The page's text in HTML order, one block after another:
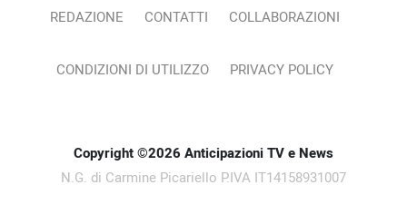
REDAZIONE CONTATTI COLLABORAZIONI
CONDIZIONI DI UTILIZZO PRIVACY POLICY
Copyright ©2026 Anticipazioni TV e News
N.G. di Carmine Picariello P.IVA IT14158931007